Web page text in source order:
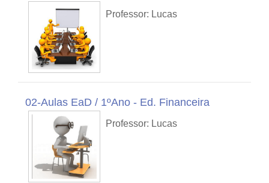
Professor: Lucas
02-Aulas EaD / 1ºAno - Ed. Financeira
Professor: Lucas